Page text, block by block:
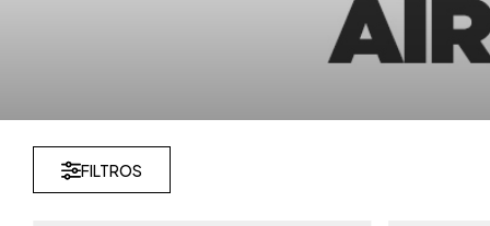
FILTROS